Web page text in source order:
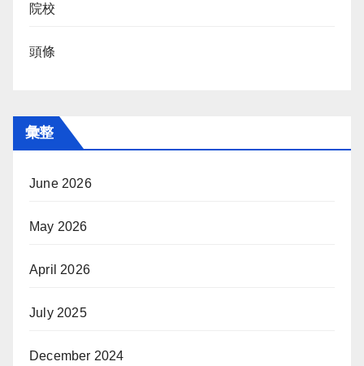
院校
頭條
彙整
June 2026
May 2026
April 2026
July 2025
December 2024